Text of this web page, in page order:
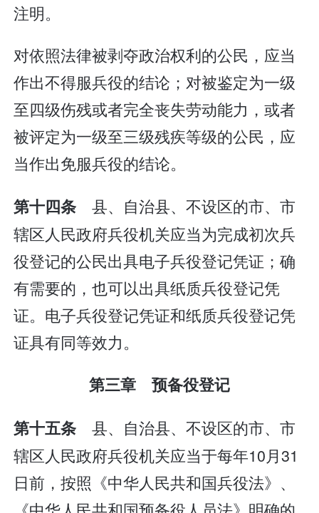
注明。
对依照法律被剥夺政治权利的公民，应当
作出不得服兵役的结论；对被鉴定为一级
至四级伤残或者完全丧失劳动能力，或者
被评定为一级至三级残疾等级的公民，应
当作出免服兵役的结论。
第十四条县、自治县、不设区的市、市
辖区人民政府兵役机关应当为完成初次兵
役登记的公民出具电子兵役登记凭证；确
有需要的，也可以出具纸质兵役登记凭
证。电子兵役登记凭证和纸质兵役登记凭
证具有同等效力。
第三章 预备役登记
第十五条县、自治县、不设区的市、市
辖区人民政府兵役机关应当于每年10月31
日前，按照《中华人民共和国兵役法》、